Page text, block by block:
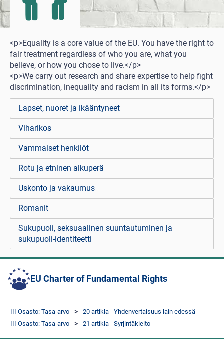
<p>Equality is a core value of the EU. You have the right to
fair treatment regardless of who you are, what you
believe, or how you chose to live.</p>
<p>We carry out research and share expertise to help fight
discrimination, inequality and racism in all its forms.</p>
Lapset, nuoret ja ikääntyneet
Viharikos
Vammaiset henkilöt
Rotu ja etninen alkuperä
Uskonto ja vakaumus
Romanit
Sukupuoli, seksuaalinen suuntautuminen ja
sukupuoli-identiteetti
EU Charter of Fundamental Rights
III Osasto: Tasa-arvo
20 artikla - Yhdenvertaisuus lain edessä
III Osasto: Tasa-arvo
21 artikla - Syrjintäkielto